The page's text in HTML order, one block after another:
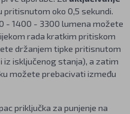
pritisnutom oko 0,5 sekundi.
- 1400 - 3300 lumena možete
rada kratkim pritiskom
držanjem tipke pritisnutom
iz isključenog stanja), a zatim
možete prebacivati između
priključka za punjenje na